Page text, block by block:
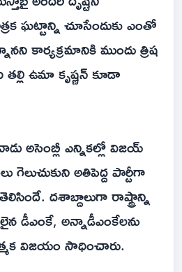
ఘట్టాన్ని చూసేందుకు ఎంతో
కార్యక్రమానికి ముందు త్రిష
ఉమా కృష్ణన్ కూడా
అసెంబ్లీ ఎన్నికల్లో విజయ్
గెలుచుకుని అతిపెద్ద పార్టీగా
దశాబ్దాలుగా రాష్ట్రాన్ని
డీఎంకే, అన్నాడీఎంకేలను
విజయం సాధించారు.